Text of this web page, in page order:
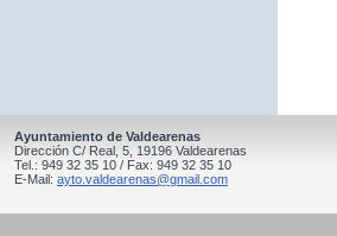
Ayuntamiento de Valdearenas
Dirección C/ Real, 5, 19196 Valdearenas
Tel.: 949 32 35 10 / Fax: 949 32 35 10
E-Mail: ayto.valdearenas@gmail.com